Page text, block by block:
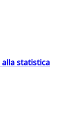
statistica